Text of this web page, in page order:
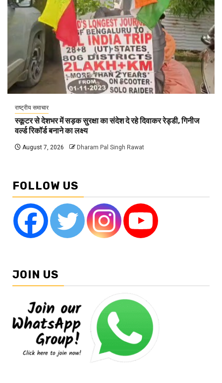
राष्ट्रीय समाचार
स्कूटर से देशभर में सड़क सुरक्षा का संदेश दे रहे दिवाकर रेड्डी, गिनीज
वर्ल्ड रिकॉर्ड बनाने का लक्ष्य
August 7, 2026 Dharam Pal Singh Rawat
FOLLOW US
JOIN US